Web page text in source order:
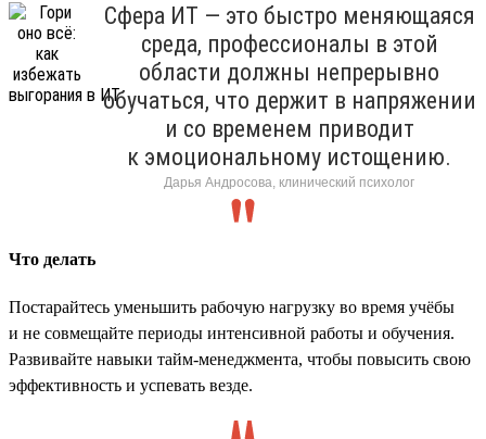
Сфера ИТ — это быстро меняющаяся
среда, профессионалы в этой
области должны непрерывно
обучаться, что держит в напряжении
и со временем приводит
к эмоциональному истощению.
Дарья Андросова, клинический психолог
Что делать
Постарайтесь уменьшить рабочую нагрузку во время учёбы
и не совмещайте периоды интенсивной работы и обучения.
Развивайте навыки тайм-менеджмента, чтобы повысить свою
эффективность и успевать везде.